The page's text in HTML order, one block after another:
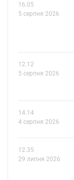
16.05
5 серпня 2026
12.12
5 серпня 2026
14.14
4 серпня 2026
12.35
29 липня 2026